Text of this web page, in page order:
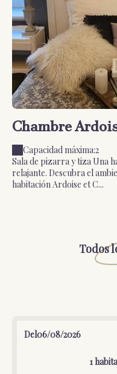
Chambre
Capacidad máxima:2
Sala de pizarra y tiza Una
relajante. Descubra el
habitación Ardoise et C...
Todos
Del
1